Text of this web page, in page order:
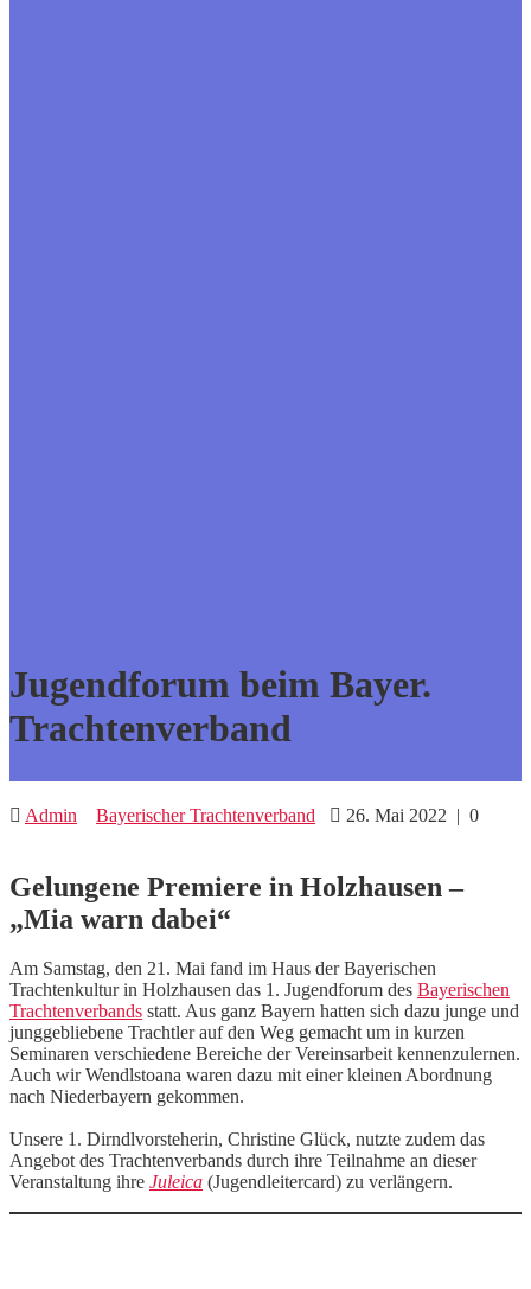
Jugendforum beim Bayer.
Trachtenverband
Admin Bayerischer Trachtenverband 26. Mai 2022 | 0
Gelungene Premiere in Holzhausen –
„Mia warn dabei“
Am Samstag, den 21. Mai fand im Haus der Bayerischen
Trachtenkultur in Holzhausen das 1. Jugendforum des Bayerischen
Trachtenverbands statt. Aus ganz Bayern hatten sich dazu junge und
junggebliebene Trachtler auf den Weg gemacht um in kurzen
Seminaren verschiedene Bereiche der Vereinsarbeit kennenzulernen.
Auch wir Wendlstoana waren dazu mit einer kleinen Abordnung
nach Niederbayern gekommen.
Unsere 1. Dirndlvorsteherin, Christine Glück, nutzte zudem das
Angebot des Trachtenverbands durch ihre Teilnahme an dieser
Veranstaltung ihre Juleica (Jugendleitercard) zu verlängern.